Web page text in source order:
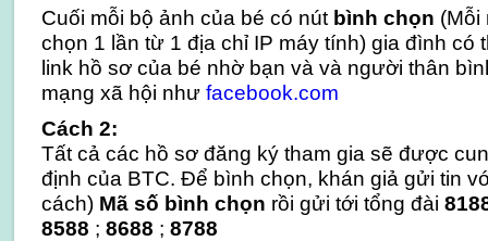
Cuối mỗi bộ ảnh của bé có nút bình chọn (Mỗi
chọn 1 lần từ 1 địa chỉ IP máy tính) gia đình có
link hồ sơ của bé nhờ bạn và và người thân
mạng xã hội như facebook.com
Cách 2:
Tất cả các hồ sơ đăng ký tham gia sẽ được
định của BTC. Để bình chọn, khán giả gửi tin
cách) Mã số bình chọn rồi gửi tới tổng đài
8588 ; 8688 ; 8788